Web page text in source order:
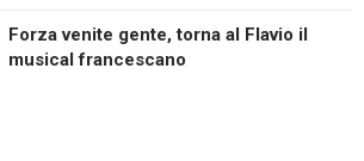
Forza venite gente, torna al Flavio il
musical francescano